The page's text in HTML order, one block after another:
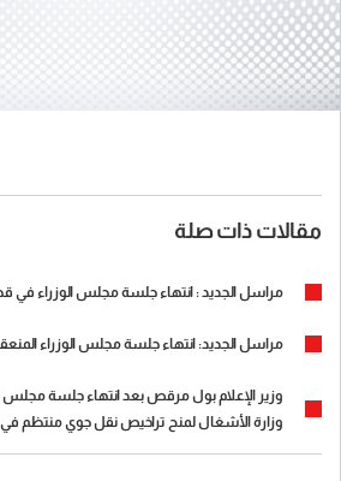
مقالات ذات صلة
مراسل الجديد : انتهاء جلسة مجلس الوزراء في
مراسل الجديد: انتهاء جلسة مجلس الوزراء
وزير الإعلام بول مرقص بعد انتهاء جلسة مجلس
وزارة الأشغال لمنح تراخيص نقل جوي منتظم في